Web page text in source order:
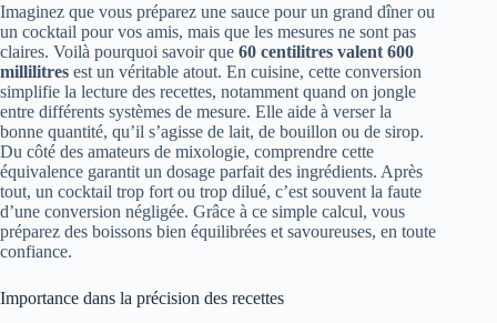
Imaginez que vous préparez une sauce pour un grand dîner ou
un cocktail pour vos amis, mais que les mesures ne sont pas
claires. Voilà pourquoi savoir que 60 centilitres valent 600
millilitres est un véritable atout. En cuisine, cette conversion
simplifie la lecture des recettes, notamment quand on jongle
entre différents systèmes de mesure. Elle aide à verser la
bonne quantité, qu’il s’agisse de lait, de bouillon ou de sirop.
Du côté des amateurs de mixologie, comprendre cette
équivalence garantit un dosage parfait des ingrédients. Après
tout, un cocktail trop fort ou trop dilué, c’est souvent la faute
d’une conversion négligée. Grâce à ce simple calcul, vous
préparez des boissons bien équilibrées et savoureuses, en toute
confiance.
Importance dans la précision des recettes